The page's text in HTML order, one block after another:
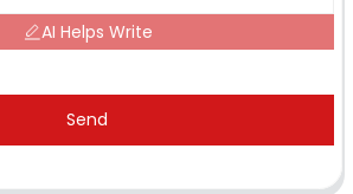
AI Helps Write
Send